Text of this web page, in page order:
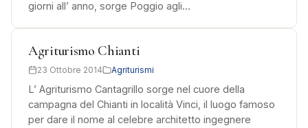
giorni all’ anno, sorge Poggio agli…
Agriturismo Chianti
23 Ottobre 2014 Agriturismi
L’ Agriturismo Cantagrillo sorge nel cuore della
campagna del Chianti in località Vinci, il luogo famoso
per dare il nome al celebre architetto ingegnere